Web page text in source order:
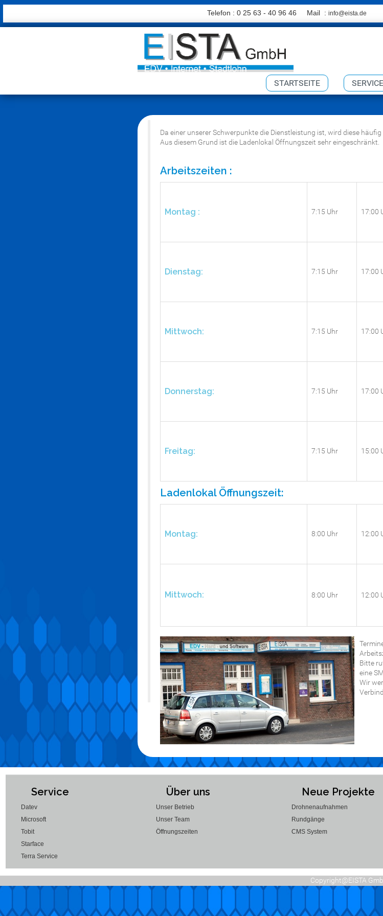
Telefon : 0 25 63 - 40 96 46 Mail : info@eista.de
STARTSEITE SERVICE
Da einer unserer Schwerpunkte die Dienstleistung ist, wird diese
Aus diesem Grund ist die Ladenlokal Öffnungszeit sehr eingeschränkt.
Arbeitszeiten :
Montag : 7:15 Uhr 17:00
Dienstag: 7:15 Uhr 17:00
Mittwoch: 7:15 Uhr 17:00
Donnerstag: 7:15 Uhr 17:00
Freitag: 7:15 Uhr 15:00
Ladenlokal Öffnungszeit:
Montag: 8:00 Uhr 12:00
Mittwoch: 8:00 Uhr 12:00
Bitte
eine
Wir
Service
Datev
Microsoft
Tobit
Starface
Terra Service
Über uns
Unser Betrieb
Unser Team
Öffnungszeiten
Neue Projekte
Drohnenaufnahmen
Rundgänge
CMS System
Copyright@EISTA